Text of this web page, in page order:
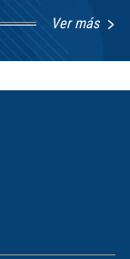
Ver más